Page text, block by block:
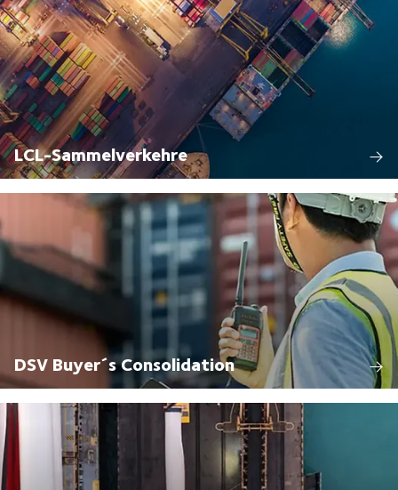
LCL-Sammelverkehre
DSV Buyer´s Consolidation